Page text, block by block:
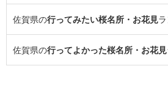
佐賀県の行ってみたい桜名所・お花見
佐賀県の行ってよかった桜名所・お花見